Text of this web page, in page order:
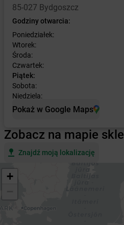
85-027 Bydgoszcz
Godziny otwarcia:
Poniedziałek:
Wtorek:
Środa:
Czwartek:
Piątek:
Sobota:
Niedziela:
Pokaż w Google Maps
Zobacz na mapie
Znajdź moją lokalizację
+